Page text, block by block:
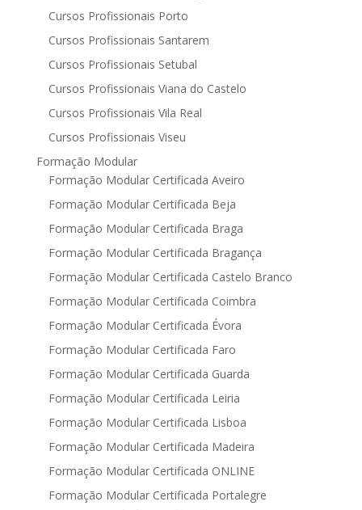
Cursos Profissionais Porto
Cursos Profissionais Santarem
Cursos Profissionais Setubal
Cursos Profissionais Viana do Castelo
Cursos Profissionais Vila Real
Cursos Profissionais Viseu
Formação Modular
Formação Modular Certificada Aveiro
Formação Modular Certificada Beja
Formação Modular Certificada Braga
Formação Modular Certificada Bragança
Formação Modular Certificada Castelo Branco
Formação Modular Certificada Coimbra
Formação Modular Certificada Évora
Formação Modular Certificada Faro
Formação Modular Certificada Guarda
Formação Modular Certificada Leiria
Formação Modular Certificada Lisboa
Formação Modular Certificada Madeira
Formação Modular Certificada ONLINE
Formação Modular Certificada Portalegre